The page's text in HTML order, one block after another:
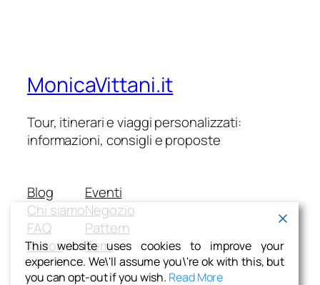
MonicaVittani.it
Tour, itinerari e viaggi personalizzati:
informazioni, consigli e proposte
Blog
Chi siamo
FAQ
Autori
Eventi
Negozio
Pattern
Temi
This website uses cookies to improve your
experience. We\'ll assume you\'re ok with this, but
you can opt-out if you wish. Read More